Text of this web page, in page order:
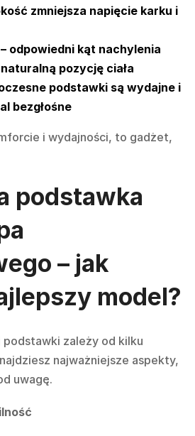
zmniejsza napięcie karku i
– odpowiedni kąt nachylenia
pozycję ciała
podstawki są wydajne i
bezgłośne
i wydajności, to gadżet,
podstawka
– jak
model?
zależy od kilku
najważniejsze aspekty,
uwagę.